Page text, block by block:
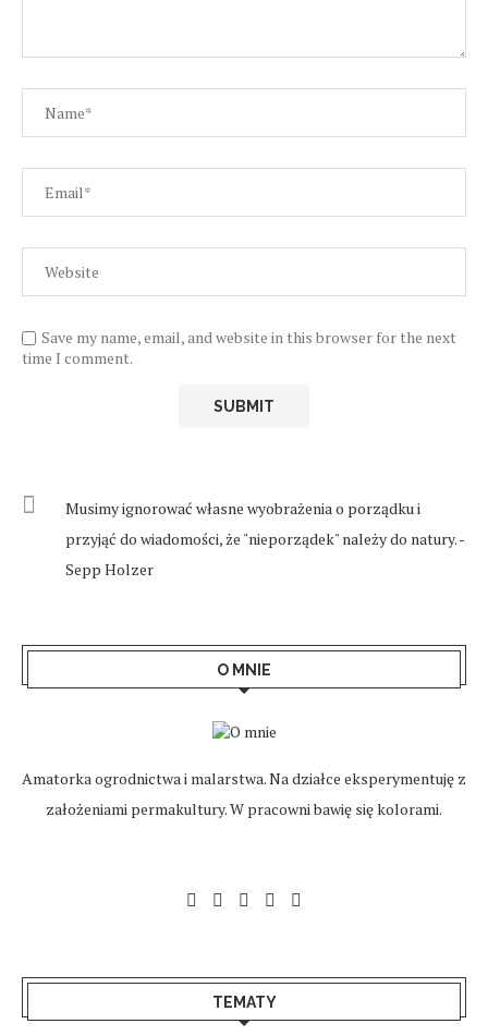
Save my name, email, and website in this browser for the next
time I comment.
Musimy ignorować własne wyobrażenia o porządku i
przyjąć do wiadomości, że "nieporządek" należy do natury. -
Sepp Holzer
O MNIE
Amatorka ogrodnictwa i malarstwa. Na działce eksperymentuję z
założeniami permakultury. W pracowni bawię się kolorami.
TEMATY